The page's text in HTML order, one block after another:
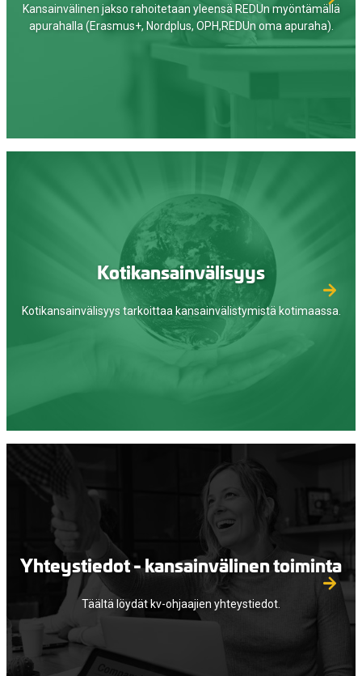
Kansainvälinen jakso rahoitetaan yleensä REDUn myöntämällä
apurahalla (Erasmus+, Nordplus, OPH,REDUn oma apuraha).
Kotikansainvälisyys
Kotikansainvälisyys tarkoittaa kansainvälistymistä kotimaassa.
Yhteystiedot - kansainvälinen toiminta
Täältä löydät kv-ohjaajien yhteystiedot.